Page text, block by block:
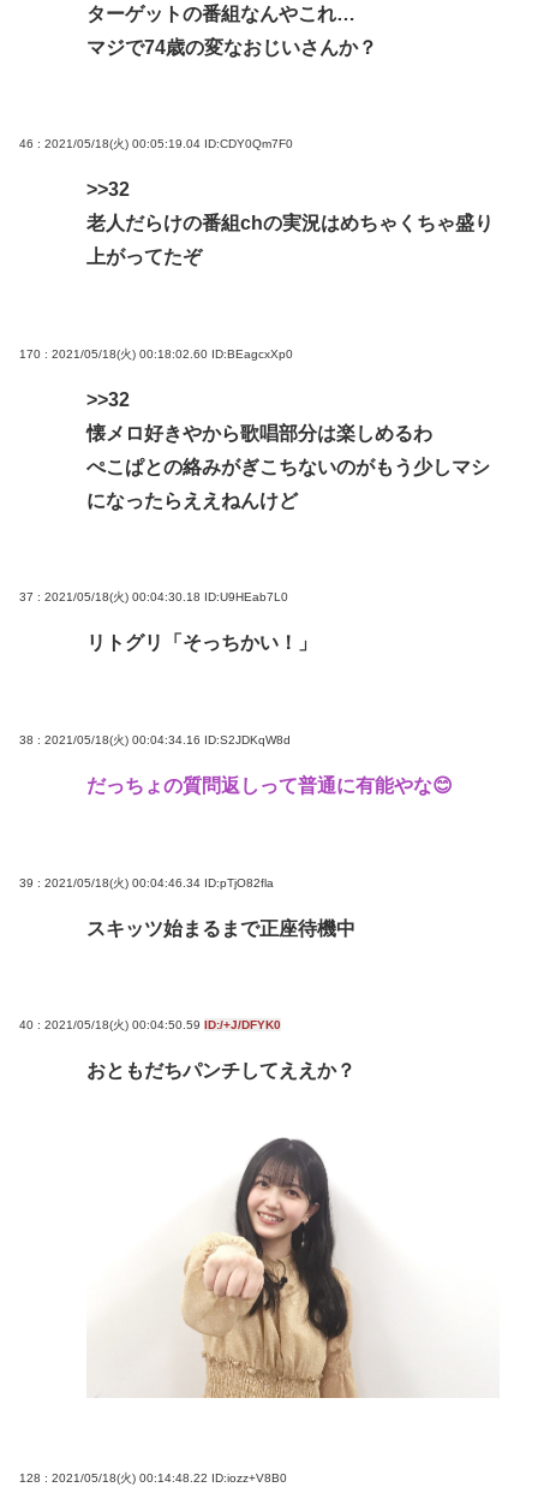
ターゲットの番組なんやこれ…
マジで74歳の変なおじいさんか？
46 : 2021/05/18(火) 00:05:19.04 ID:CDY0Qm7F0
>>32
老人だらけの番組chの実況はめちゃくちゃ盛り
上がってたぞ
170 : 2021/05/18(火) 00:18:02.60 ID:BEagcxXp0
>>32
懐メロ好きやから歌唱部分は楽しめるわ
ぺこぱとの絡みがぎこちないのがもう少しマシ
になったらええねんけど
37 : 2021/05/18(火) 00:04:30.18 ID:U9HEab7L0
リトグリ「そっちかい！」
38 : 2021/05/18(火) 00:04:34.16 ID:S2JDKqW8d
だっちょの質問返しって普通に有能やな😊
39 : 2021/05/18(火) 00:04:46.34 ID:pTjO82fla
スキッツ始まるまで正座待機中
40 : 2021/05/18(火) 00:04:50.59 ID:/+J/DFYK0
おともだちパンチしてええか？
128 : 2021/05/18(火) 00:14:48.22 ID:iozz+V8B0